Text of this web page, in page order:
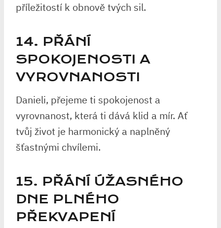
příležitostí k obnově tvých sil.
14. PŘÁNÍ
SPOKOJENOSTI A
VYROVNANOSTI
Danieli, přejeme ti spokojenost a
vyrovnanost, která ti dává klid a mír. Ať
tvůj život je harmonický a naplněný
šťastnými chvílemi.
15. PŘÁNÍ ÚŽASNÉHO
DNE PLNÉHO
PŘEKVAPENÍ